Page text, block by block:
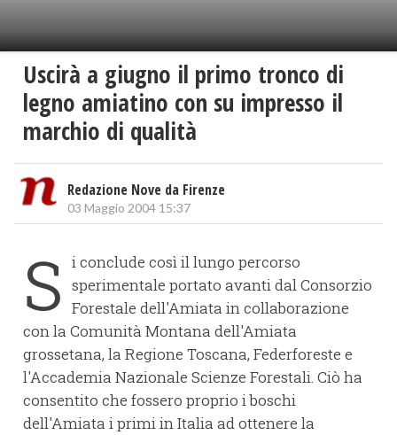
Uscirà a giugno il primo tronco di
legno amiatino con su impresso il
marchio di qualità
Redazione Nove da Firenze
03 Maggio 2004 15:37
S i conclude così il lungo percorso
sperimentale portato avanti dal Consorzio
Forestale dell'Amiata in collaborazione
con la Comunità Montana dell'Amiata
grossetana, la Regione Toscana, Federforeste e
l'Accademia Nazionale Scienze Forestali. Ciò ha
consentito che fossero proprio i boschi
dell'Amiata i primi in Italia ad ottenere la